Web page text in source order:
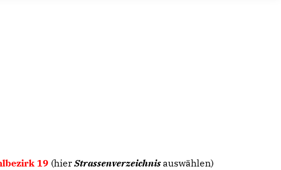
19 (hierStrassenverzeichnisauswählen)